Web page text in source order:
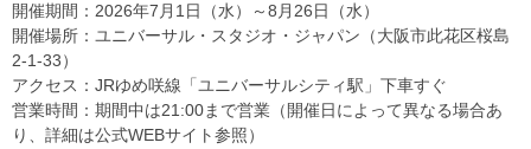
開催期間：2026年7月1日（水）～8月26日（水）
開催場所：ユニバーサル・スタジオ・ジャパン（大阪市此花区桜島
2-1-33）
アクセス：JRゆめ咲線「ユニバーサルシティ駅」下車すぐ
営業時間：期間中は21:00まで営業（開催日によって異なる場合あ
り、詳細は公式WEBサイト参照）